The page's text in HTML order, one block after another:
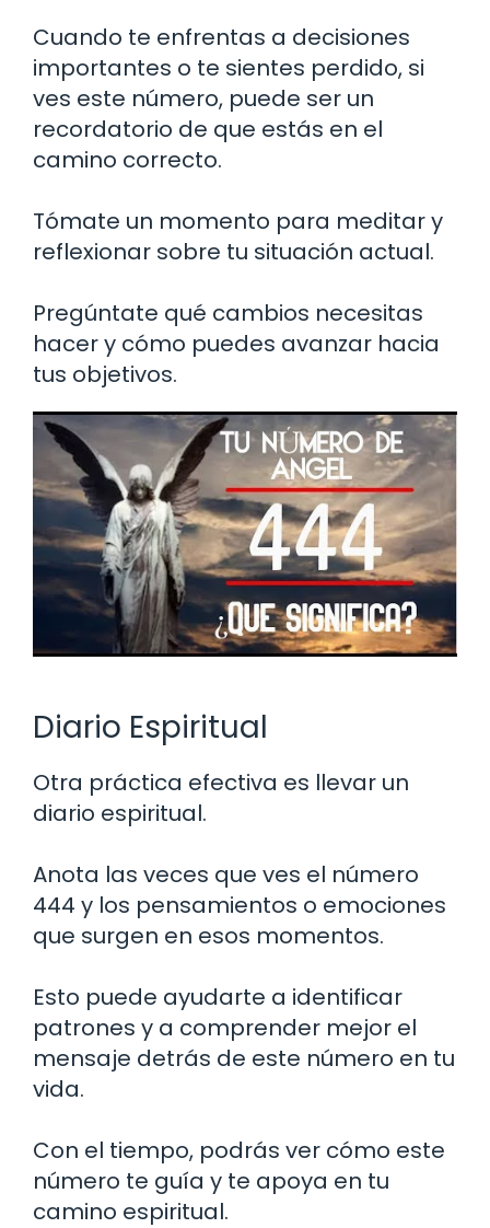
Cuando te enfrentas a decisiones
importantes o te sientes perdido, si
ves este número, puede ser un
recordatorio de que estás en el
camino correcto.
Tómate un momento para meditar y
reflexionar sobre tu situación actual.
Pregúntate qué cambios necesitas
hacer y cómo puedes avanzar hacia
tus objetivos.
Diario Espiritual
Otra práctica efectiva es llevar un
diario espiritual.
Anota las veces que ves el número
444 y los pensamientos o emociones
que surgen en esos momentos.
Esto puede ayudarte a identificar
patrones y a comprender mejor el
mensaje detrás de este número en tu
vida.
Con el tiempo, podrás ver cómo este
número te guía y te apoya en tu
camino espiritual.